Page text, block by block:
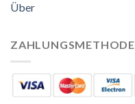
Über
ZAHLUNGSMETHODE